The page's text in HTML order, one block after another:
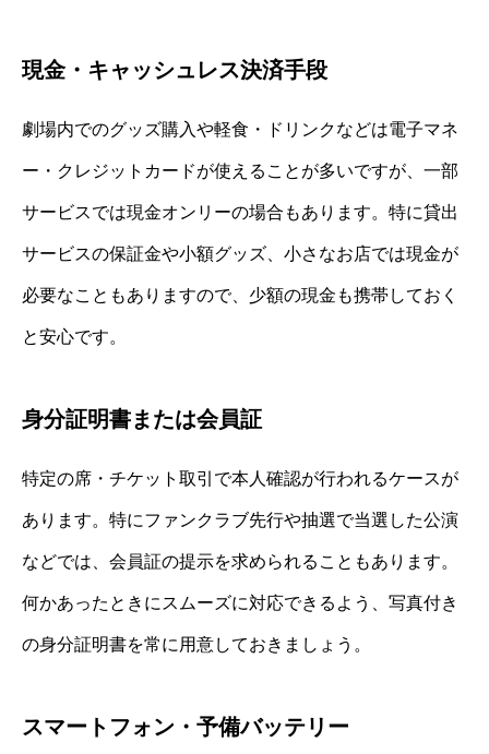
現金・キャッシュレス決済手段
劇場内でのグッズ購入や軽食・ドリンクなどは電子マネ
ー・クレジットカードが使えることが多いですが、一部
サービスでは現金オンリーの場合もあります。特に貸出
サービスの保証金や小額グッズ、小さなお店では現金が
必要なこともありますので、少額の現金も携帯しておく
と安心です。
身分証明書または会員証
特定の席・チケット取引で本人確認が行われるケースが
あります。特にファンクラブ先行や抽選で当選した公演
などでは、会員証の提示を求められることもあります。
何かあったときにスムーズに対応できるよう、写真付き
の身分証明書を常に用意しておきましょう。
スマートフォン・予備バッテリー